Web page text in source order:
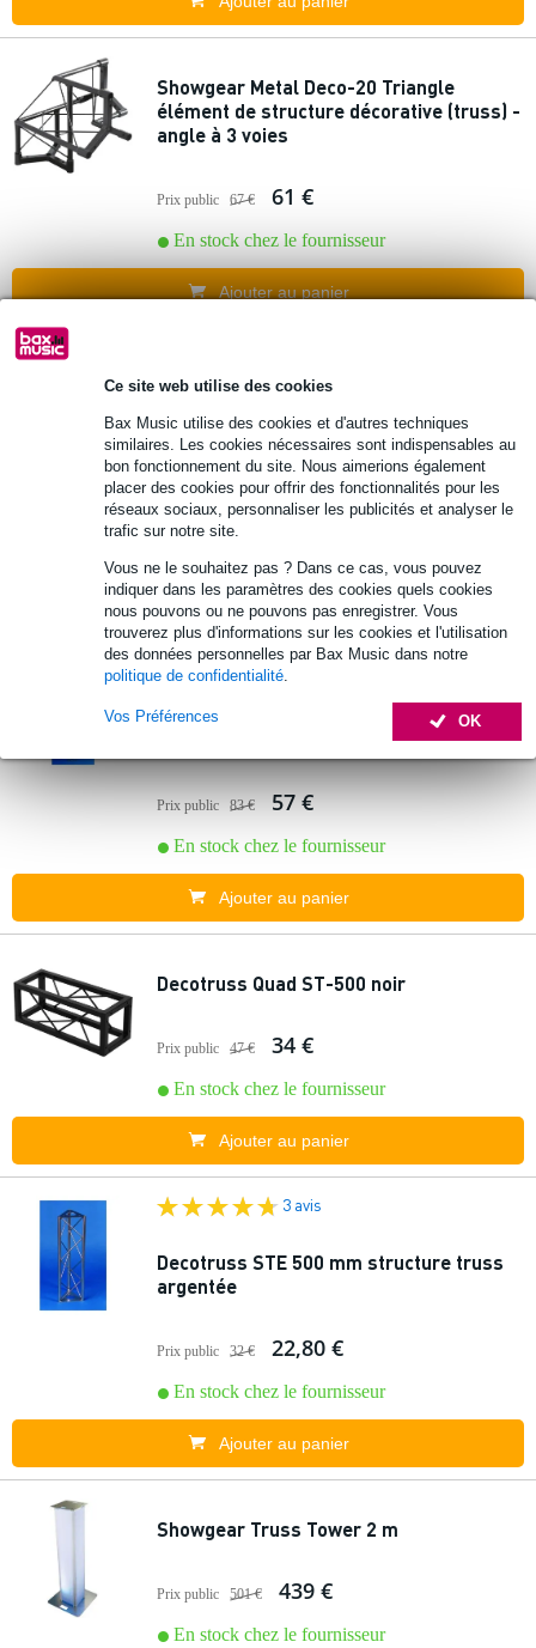
Ce site web utilise des cookies
Bax Music utilise des cookies et d'autres techniques
similaires. Les cookies nécessaires sont indispensables au
bon fonctionnement du site. Nous aimerions également
placer des cookies pour offrir des fonctionnalités pour les
réseaux sociaux, personnaliser les publicités et analyser le
trafic sur notre site.
Vous ne le souhaitez pas ? Dans ce cas, vous pouvez
indiquer dans les paramètres des cookies quels cookies
nous pouvons ou ne pouvons pas enregistrer. Vous
trouverez plus d'informations sur les cookies et l'utilisation
des données personnelles par Bax Music dans notre
politique de confidentialité.
OK
Vos Préférences
Showgear Metal Deco-20 Triangle
élément de structure décorative (truss) -
angle à 3 voies
Prix public 67 € 61 €
En stock chez le fournisseur
Ajouter au panier
Decotruss STE 2000 mm structure truss
argentée
Prix public 124 € 75 €
En stock chez le fournisseur
Ajouter au panier
3 avis
Decotruss ST-1500 mm structure truss
Prix public 83 € 57 €
En stock chez le fournisseur
Ajouter au panier
Decotruss Quad ST-500 noir
Prix public 47 € 34 €
En stock chez le fournisseur
Ajouter au panier
3 avis
Decotruss STE 500 mm structure truss
argentée
Prix public 32 € 22,80 €
En stock chez le fournisseur
Ajouter au panier
Showgear Truss Tower 2 m
Prix public 501 € 439 €
En stock chez le fournisseur